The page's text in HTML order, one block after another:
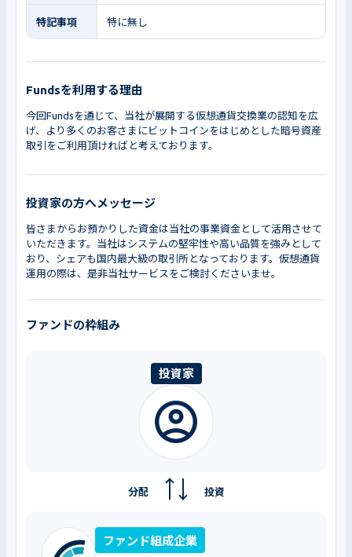
特記事項 特に無し
Fundsを利用する理由
今回Fundsを通じて、当社が展開する仮想通貨交換業の認知を広
げ、より多くのお客さまにビットコインをはじめとした暗号資産
取引をご利用頂ければと考えております。
投資家の方へメッセージ
皆さまからお預かりした資金は当社の事業資金として活用させて
いただきます。当社はシステムの堅牢性や高い品質を強みとして
おり、シェアも国内最大級の取引所となっております。仮想通貨
運用の際は、是非当社サービスをご検討くださいませ。
ファンドの枠組み
投資家
投資
分配
ファンド組成企業